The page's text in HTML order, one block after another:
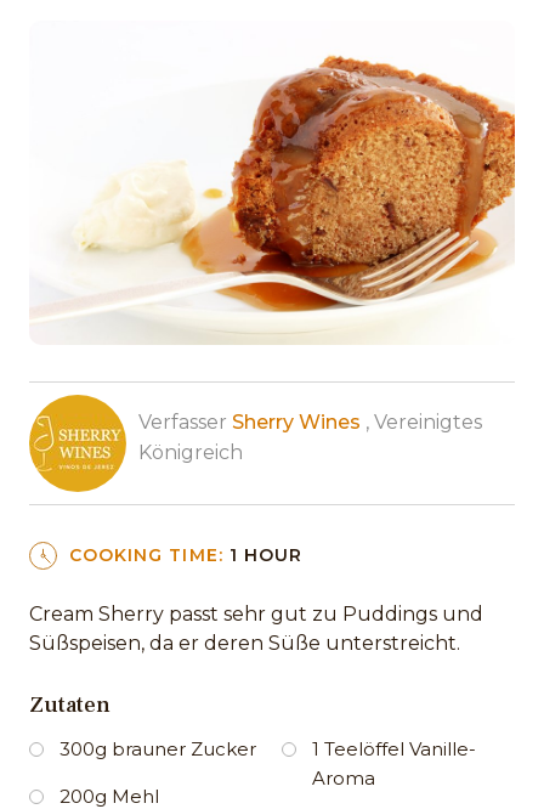
Verfasser Sherry Wines , Vereinigtes
Königreich
COOKING TIME: 1 HOUR
Cream Sherry passt sehr gut zu Puddings und
Süßspeisen, da er deren Süße unterstreicht.
Zutaten
300g brauner Zucker
200g Mehl
1 Teelöffel Vanille-
Aroma